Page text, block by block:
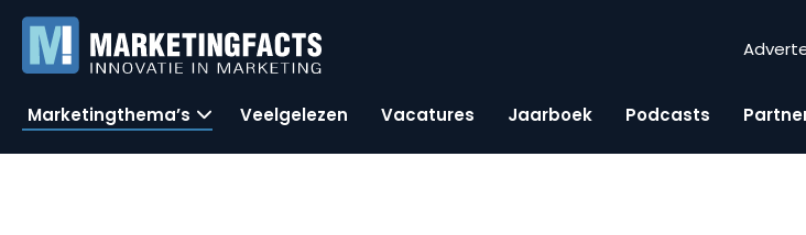
Marketingthema’s Veelgelezen Vacatures Jaarboek Podcasts